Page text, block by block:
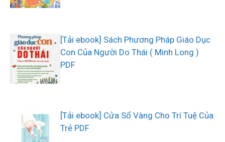
[Tải ebook] Sách Phương Pháp Giáo Dục
Con Của Người Do Thái ( Minh Long )
PDF
[Tải ebook] Cửa Sổ Vàng Cho Trí Tuệ Của
Trẻ PDF